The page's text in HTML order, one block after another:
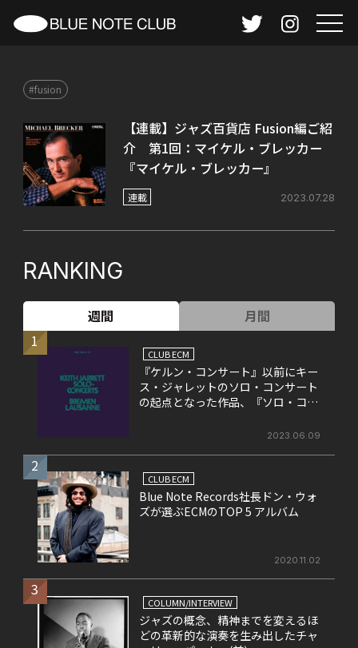
#fusion
【連載】ジャズ百貨店 Fusion編ご紹
介 第1回：マイケル・ブレッカー
『マイケル・ブレッカー』
連載 2023.07.28
RANKING
週間
月間
1
CLUB ECM
『ケルン・コンサート』以前にキー
ス・ジャレットのソロ・コンサート
の起点となった作品、『ソロ・コン
2023.06.09
2
CLUB ECM
Blue Note Records社長ドン・ウォ
ズが選ぶECMのTOP 5 アルバム
2020.11.02
3
COLUMN/INTERVIEW
ジャズの概念、精神までを変えるほ
どの革新的な演奏を生み出したチャ